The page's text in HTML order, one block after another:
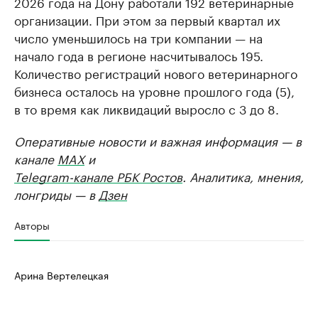
организации. При этом за первый квартал их
число уменьшилось на три компании — на
начало года в регионе насчитывалось 195.
Количество регистраций нового ветеринарного
бизнеса осталось на уровне прошлого года (5),
в то время как ликвидаций выросло с 3 до 8.
Оперативные новости и важная информация — в
канале MAXи
Telegram-канале РБК Ростов. Аналитика, мнения,
лонгриды — в Дзен
Авторы
Арина Вертелецкая